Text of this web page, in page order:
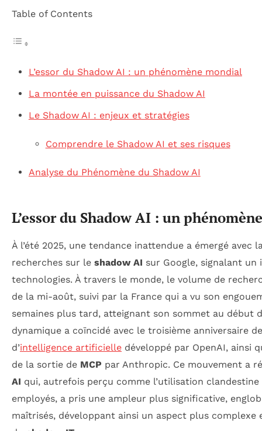
Table of Contents
L’essor du Shadow AI : un phénomène mondial
La montée en puissance du Shadow AI
Le Shadow AI : enjeux et stratégies
Comprendre le Shadow AI et ses risques
Analyse du Phénomène du Shadow AI
L’essor du Shadow AI : un
À l’été 2025, une tendance inattendue a émergé avec
recherches sur le shadow AI sur Google, signalant
technologies. À travers le monde, le volume de
de la mi-août, suivi par la France qui a vu son
semaines plus tard, atteignant son sommet au début
dynamique a coïncidé avec le troisième anniversaire
d’intelligence artificielle développé par OpenAI, ainsi
de la sortie de MCP par Anthropic. Ce mouvement a
AI qui, autrefois perçu comme l’utilisation clandestine
employés, a pris une ampleur plus significative,
maîtrisés, développant ainsi un aspect plus complexe